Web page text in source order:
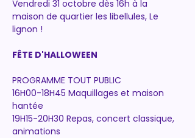
Vendredi 31 octobre dès 16h à la
maison de quartier les libellules, Le
lignon !
FÊTE D'HALLOWEEN
PROGRAMME TOUT PUBLIC
16H00-18H45 Maquillages et maison
hantée
19H15-20H30 Repas, concert classique,
animations